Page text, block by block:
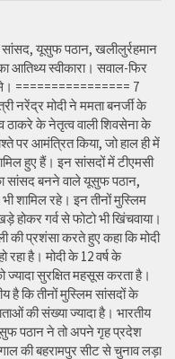
सांसद, यूसुफ पठान, खलीलुर्रहमान
आतिथ्य स्वीकारा। सवाल-फिर
================ 7
नरेंद्र मोदी ने ममता बनर्जी के
ठाकरे के नेतृत्व वाली शिवसेना के
पर आमंत्रित किया, जो हाल ही में
हुए हैं। इन सांसदों में टीएमसी
सांसद बनने वाले यूसुफ पठान,
शामिल रहे। इन तीनों मुस्लिम
होकर गर्व से फोटो भी खिंचवाया।
की प्रशंसा करते हुए कहा कि मोदी
रहा है। मोदी के 12 वर्ष के
सुरक्षित महसूस करता है।
है कि तीनों मुस्लिम सांसदों के
की संख्या ज्यादा है। भारतीय
पठान ने तो अपने गृह प्रदेश
की बहरामपुर सीट से चुनाव लड़ा